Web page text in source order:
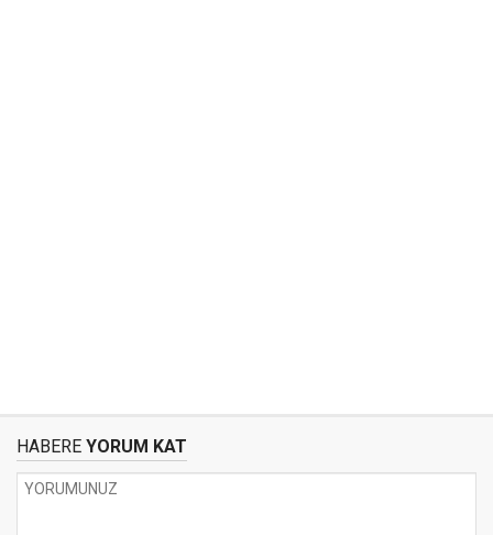
HABERE YORUM KAT